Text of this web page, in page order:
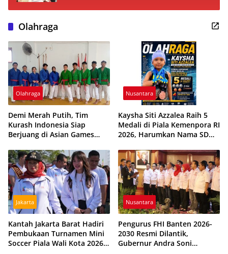
Olahraga
Olahraga
Demi Merah Putih, Tim
Kurash Indonesia Siap
Berjuang di Asian Games
Ketidakpastian
Nusantara
Kaysha Siti Azzalea Raih 5
Medali di Piala Kemenpora RI
2026, Harumkan Nama SD
Jakarta
Kantah Jakarta Barat Hadiri
Pembukaan Turnamen Mini
Soccer Piala Wali Kota 2026,
Nusantara
Pengurus FHI Banten 2026-
2030 Resmi Dilantik,
Gubernur Andra Soni